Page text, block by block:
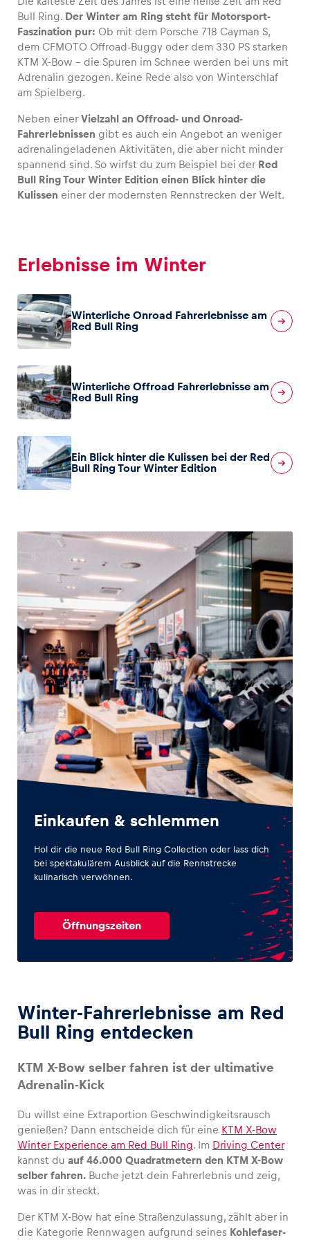
Fahrzeug
Glossar
Bull Ring. Der Winter am Ring steht für Motorsport-
Faszination pur: Ob mit dem Porsche 718 Cayman S,
dem CFMOTO Offroad-Buggy oder dem 330 PS starken
KTM X-Bow – die Spuren im Schnee werden bei uns mit
Adrenalin gezogen. Keine Rede also von Winterschlaf
am Spielberg.
Neben einerVielzahl an Offroad- und Onroad-
Fahrerlebnissen gibt es auch ein Angebot an weniger
adrenalingeladenen Aktivitäten, die aber nicht minder
spannend sind. So wirfst du zum Beispiel bei der Red
Bull Ring Tour Winter Edition einen Blick hinter die
Kulissen einer der modernsten Rennstrecken der Welt.
Erlebnisse im Winter
Winterliche Onroad Fahrerlebnisse am
Red Bull Ring
Winterliche Offroad Fahrerlebnisse am
Red Bull Ring
Ein Blick hinter die Kulissen bei der Red
Bull Ring Tour Winter Edition
Einkaufen & schlemmen
Hol dir die neue Red Bull Ring Collection oder lass dich
bei spektakulärem Ausblick auf die Rennstrecke
kulinarisch verwöhnen.
Öffnungszeiten
Winter-Fahrerlebnisse am Red
Bull Ring entdecken
KTM X-Bow selber fahren ist der ultimative
Adrenalin-Kick
Du willst eine Extraportion Geschwindigkeitsrausch
genießen? Dann entscheide dich für eine KTM X-Bow
Winter Experience am Red Bull Ring. Im Driving Center
kannst du auf 46.000 Quadratmetern den KTM X-Bow
selber fahren. Buche jetzt dein Fahrerlebnis und zeig,
was in dir steckt.
Der KTM X-Bow hat eine Straßenzulassung, zählt aber in
die Kategorie Rennwagen aufgrund seines Kohlefaser-